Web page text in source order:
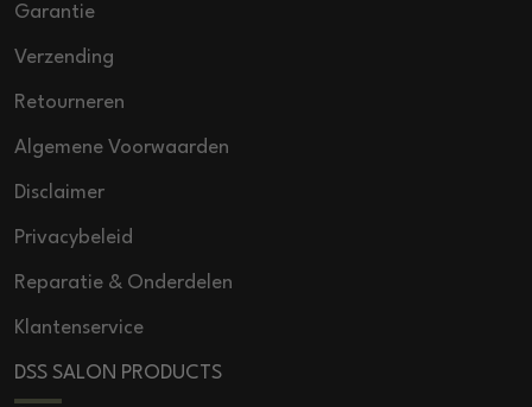
Garantie
Verzending
Retourneren
Algemene Voorwaarden
Disclaimer
Privacybeleid
Reparatie & Onderdelen
Klantenservice
DSS SALON PRODUCTS